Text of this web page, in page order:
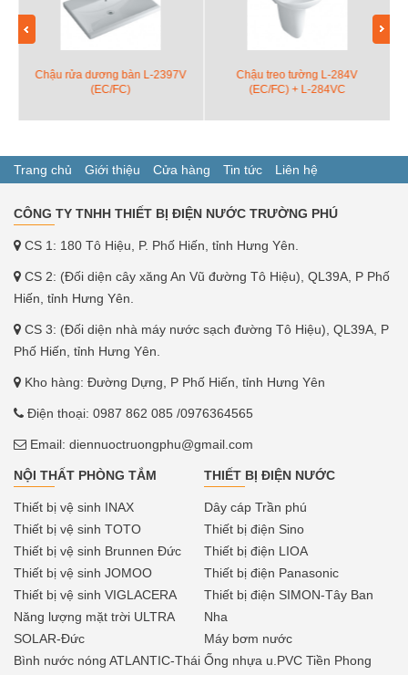
Chậu rửa dương bàn L-2397V
(EC/FC)
Chậu treo tường L-284V
(EC/FC) + L-284VC
Trang chủ Giới thiệu Cửa hàng Tin tức Liên hệ
CÔNG TY TNHH THIẾT BỊ ĐIỆN NƯỚC TRƯỜNG PHÚ
CS 1: 180 Tô Hiệu, P. Phố Hiến, tỉnh Hưng Yên.
CS 2: (Đối diện cây xăng An Vũ đường Tô Hiệu), QL39A, P Phố
Hiến, tỉnh Hưng Yên.
CS 3: (Đối diện nhà máy nước sạch đường Tô Hiệu), QL39A, P
Phố Hiến, tỉnh Hưng Yên.
Kho hàng: Đường Dựng, P Phố Hiến, tỉnh Hưng Yên
Điện thoại: 0987 862 085 /0976364565
Email: diennuoctruongphu@gmail.com
NỘI THẤT PHÒNG TẮM
Thiết bị vệ sinh INAX
Thiết bị vệ sinh TOTO
Thiết bị vệ sinh Brunnen Đức
Thiết bị vệ sinh JOMOO
Thiết bị vệ sinh VIGLACERA
Năng lượng mặt trời ULTRA
SOLAR-Đức
Bình nước nóng ATLANTIC-Thái
THIẾT BỊ ĐIỆN NƯỚC
Dây cáp Trần phú
Thiết bị điện Sino
Thiết bị điện LIOA
Thiết bị điện Panasonic
Thiết bị điện SIMON-Tây Ban
Nha
Máy bơm nước
Ống nhựa u.PVC Tiền Phong